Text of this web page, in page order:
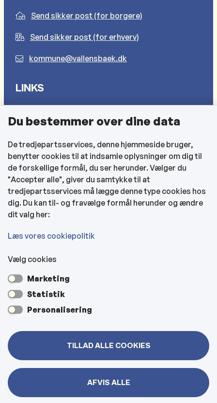
Send sikker post (for borgere)
Send sikker post (for erhverv)
kommune@vallensbaek.dk
LINKS
Cookies
Find EAN-numre
CVR og bankoplysninger
Tilgængelighedserklæring
KONTAKTOPLYSNINGER
Rådhuset
Kultur- & Borgerhuset
Hjemmeplejen og hjemmesygeplejen
Du bestemmer over dine data
De tredjepartsservices, denne hjemmeside bruger,
benytter cookies til at indsamle oplysninger om dig til
de forskellige formål, du ser herunder. Vælger du
"Accepter alle", giver du samtykke til at
tredjepartsservices må lægge denne type cookies hos
dig. Du kan til- og fravælge formål herunder og ændre
dit valg her:
Læs vores cookiepolitik
Vælg cookies
Marketing
Statistik
Personalisering
TILLAD ALLE COOKIES
AFVIS ALLE